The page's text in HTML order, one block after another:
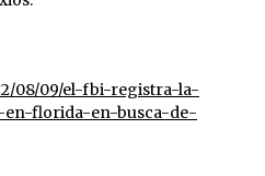
08/09/el-fbi-registra-la-
florida-en-busca-de-